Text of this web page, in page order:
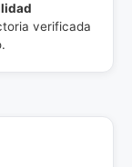
verificada